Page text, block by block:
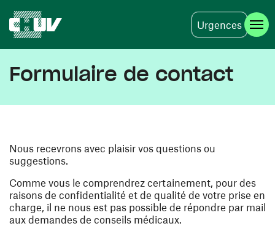
Urgences
Formulaire de contact
Nous recevrons avec plaisir vos questions ou
suggestions.
Comme vous le comprendrez certainement, pour des
raisons de confidentialité et de qualité de votre prise en
charge, il ne nous est pas possible de répondre par mail
aux demandes de conseils médicaux.